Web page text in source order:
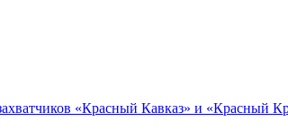
«Красный Кавказ» и «Красный